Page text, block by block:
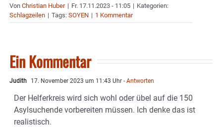
Von Christian Huber | Fr. 17.11.2023 - 11:05 | Kategorien:
Schlagzeilen | Tags: SOYEN | 1 Kommentar
Ein Kommentar
Judith 17. November 2023 um 11:43 Uhr - Antworten
Der Helferkreis wird sich wohl oder übel auf die 150
Asylsuchende vorbereiten müssen. Ich denke das ist
realistisch.